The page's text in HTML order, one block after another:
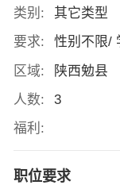
类别:
其它类型
要求:
性别不限/
区域:
陕西勉县
人数:
3
福利:
职位要求